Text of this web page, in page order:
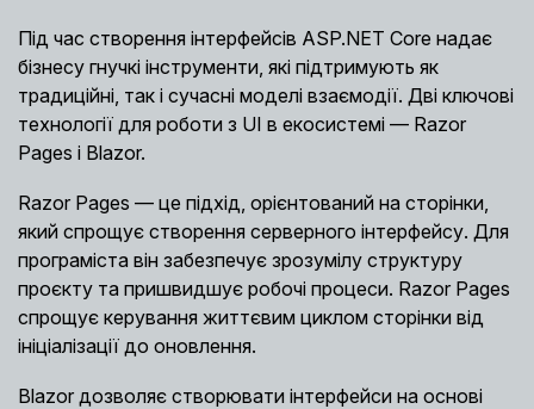
Під час створення інтерфейсів ASP.NET Core надає
бізнесу гнучкі інструменти, які підтримують як
традиційні, так і сучасні моделі взаємодії. Дві ключові
технології для роботи з UI в екосистемі — Razor
Pages і Blazor.
Razor Pages — це підхід, орієнтований на сторінки,
який спрощує створення серверного інтерфейсу. Для
програміста він забезпечує зрозумілу структуру
проєкту та пришвидшує робочі процеси. Razor Pages
спрощує керування життєвим циклом сторінки від
ініціалізації до оновлення.
Blazor дозволяє створювати інтерфейси на основі